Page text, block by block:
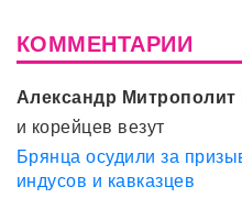
КОММЕНТАРИИ
Александр Митрополит
и корейцев везут
Брянца осудили за
индусов и кавказцев